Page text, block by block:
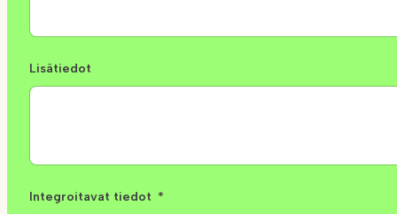
Lisätiedot
Integroitavat tiedot